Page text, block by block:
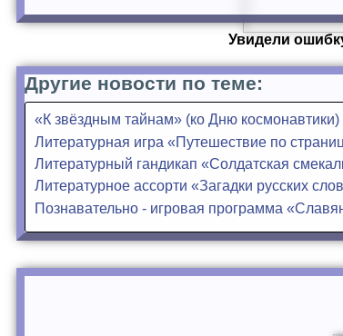
Увидели
Другие новости по теме:
«К звёздным тайнам» (ко Дню космонавтики)
Литературная игра «Путешествие по
Литературный гандикап «Солдатская
Литературное ассорти «Загадки русских
Познавательно - игровая программа